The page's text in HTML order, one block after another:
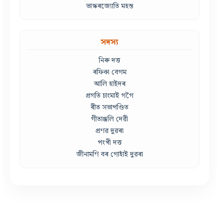
ভাস্কৰজ্যোতি মহন্ত
সদস্য
নিৰু দত্ত
ৰফিকা বেগম
আলি হাইদৰ
প্ৰগতি চাংমাই গগৈ
ৰীত সভাপণ্ডিত
গীতাঞ্জলি দেৱী
প্ৰণৱ দুৱৰা
পংখী দত্ত
জীনামণি বৰ গোহাঁই দুৱৰা